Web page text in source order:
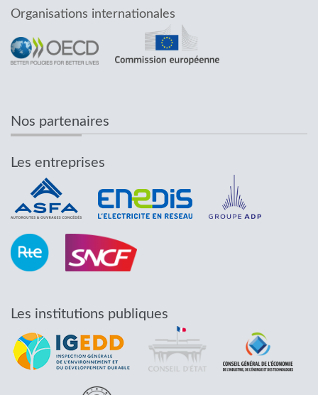
Organisations internationales
Nos partenaires
Les entreprises
Les institutions publiques